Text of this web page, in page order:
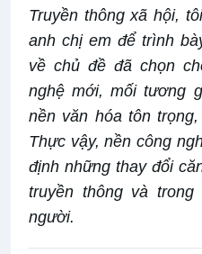
Truyền thông xã hội,
anh chị em để trình
về chủ đề đã chọn
nghệ mới, mối tương
nền văn hóa tôn
Thực vậy, nền công
định những thay đổi
truyền thông và
người.